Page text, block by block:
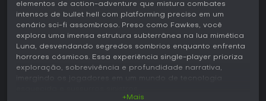
elementos de action-adventure que mistura combates
intensos de bullet hell com platforming preciso em um
cenário sci-fi assombroso. Preso como Fawkes, você
explora uma imensa estrutura subterrânea na lua mimética
Luna, desvendando segredos sombrios enquanto enfrenta
horrores cósmicos. Essa experiência single-player prioriza
exploração, sobrevivência e profundidade narrativa,
imergindo os jogadores em um mundo de tecnologia
+Mais